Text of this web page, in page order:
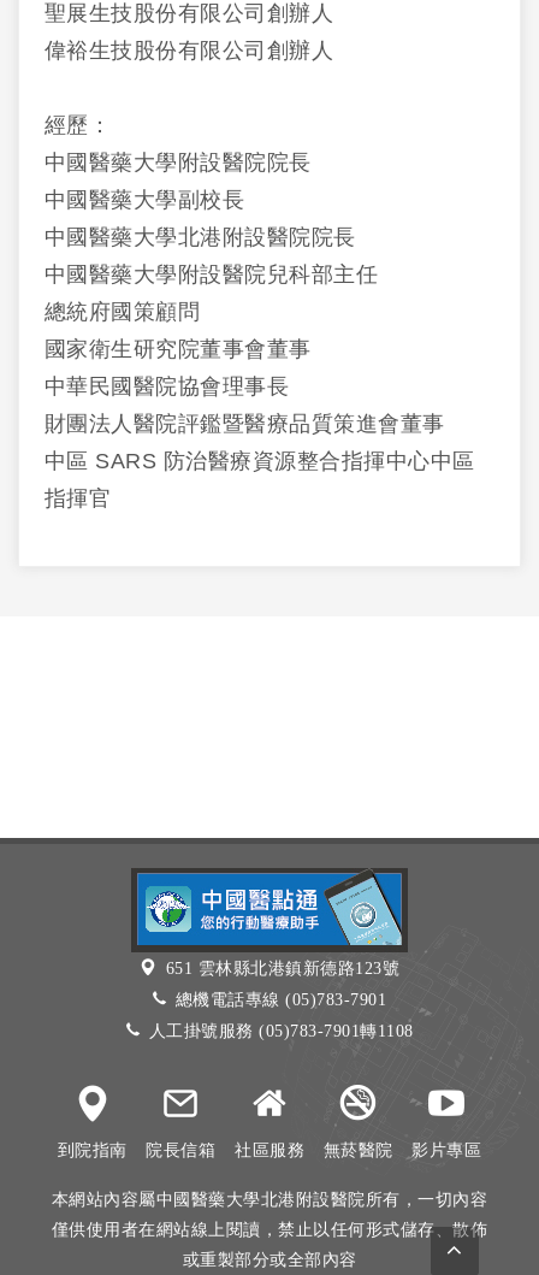
聖展生技股份有限公司創辦人
偉裕生技股份有限公司創辦人
經歷：
中國醫藥大學附設醫院院長
中國醫藥大學副校長
中國醫藥大學北港附設醫院院長
中國醫藥大學附設醫院兒科部主任
總統府國策顧問
國家衛生研究院董事會董事
中華民國醫院協會理事長
財團法人醫院評鑑暨醫療品質策進會董事
中區 SARS 防治醫療資源整合指揮中心中區
指揮官
651 雲林縣北港鎮新德路123號
總機電話專線 (05)783-7901
人工掛號服務 (05)783-7901轉1108
到院指南 院長信箱 社區服務 無菸醫院 影片專區
本網站內容屬中國醫藥大學北港附設醫院所有，一切內容
僅供使用者在網站線上閱讀，禁止以任何形式儲存、散佈
或重製部分或全部內容